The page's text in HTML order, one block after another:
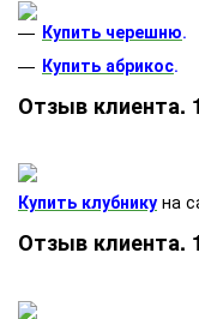
Купить черешню.
Купить абрикос.
Отзыв клиента.
Купить клубнику на
Отзыв клиента.